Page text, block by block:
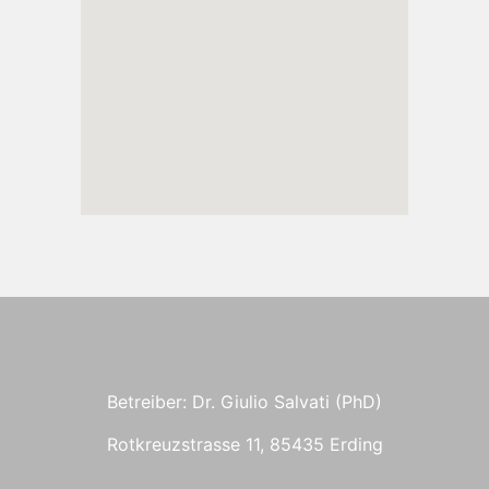
Betreiber: Dr. Giulio Salvati (PhD)
Rotkreuzstrasse 11, 85435 Erding